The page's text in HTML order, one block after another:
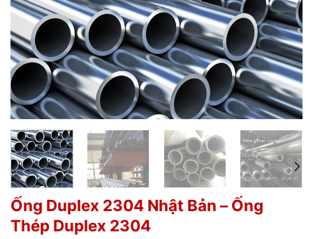
Ống Duplex 2304 Nhật Bản – Ống
Thép Duplex 2304